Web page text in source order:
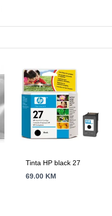
Tinta HP black 27
69.00 KM